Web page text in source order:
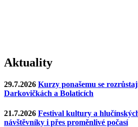
Aktuality
29.7.2026 Kurzy ponašemu se
Darkovičkách a Bolaticích
21.7.2026 Festival kultury a
návštěvníky i přes proměnlivé počasí